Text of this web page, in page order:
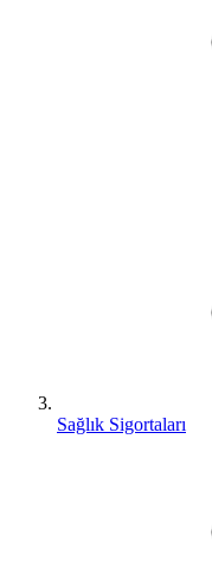
Sağlık Sigortaları